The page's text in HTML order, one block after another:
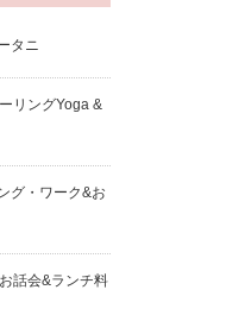
タニ
リングYoga &
グ・ワーク&お
会&ランチ料